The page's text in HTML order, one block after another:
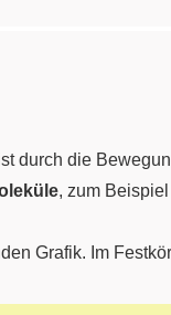
durch die
, zum
Grafik. Im